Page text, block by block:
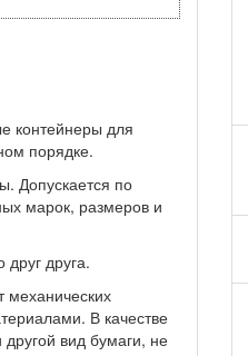
контейнеры для
порядке.
Допускается по
марок, размеров и
друга.
механических
В качестве
вид бумаги, не